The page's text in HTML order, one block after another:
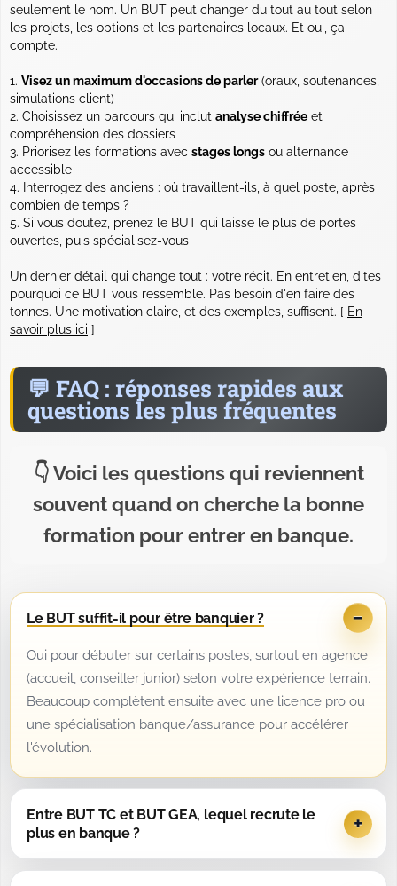
seulement le nom. Un BUT peut changer du tout au tout selon
les projets, les options et les partenaires locaux. Et oui, ça
compte.
Visez un maximum d'occasions de parler(oraux, soutenances,
simulations client)
Choisissez un parcours qui inclut analyse chiffrée et
compréhension des dossiers
Priorisez les formations avec stages longs ou alternance
accessible
Interrogez des anciens : où travaillent-ils, à quel poste, après
combien de temps ?
Si vous doutez, prenez le BUT qui laisse le plus de portes
ouvertes, puis spécialisez-vous
Un dernier détail qui change tout : votre récit. En entretien, dites
pourquoi ce BUT vous ressemble. Pas besoin d'en faire des
tonnes. Une motivation claire, et des exemples, suffisent. [ En
savoir plus ici ]
FAQ : réponses rapides aux
questions les plus fréquentes
Voici les questions qui reviennent
souvent quand on cherche la bonne
formation pour entrer en banque.
Le BUT suffit-il pour être banquier ?
Oui pour débuter sur certains postes, surtout en agence
(accueil, conseiller junior) selon votre expérience terrain.
Beaucoup complètent ensuite avec une licence pro ou
une spécialisation banque/assurance pour accélérer
l'évolution.
Entre BUT TC et BUT GEA, lequel recrute le
plus en banque ?